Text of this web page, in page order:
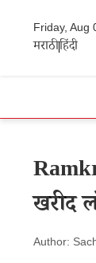
Friday, Aug
मराठीहिंदी
खरीद
Author: